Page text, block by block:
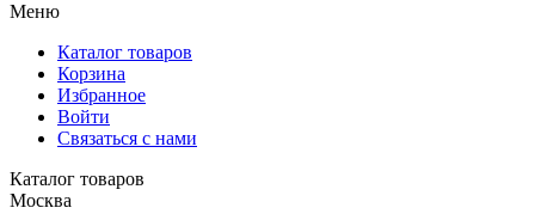
Меню
Каталог товаров
Корзина
Избранное
Войти
Связаться с нами
Каталог товаров
Москва